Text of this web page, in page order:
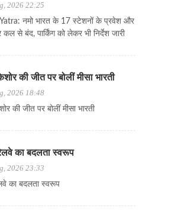
2026 22:25
नमो भारत के 17 स्टेशनों के प्रवेश और
कल से बंद, पार्किंग को लेकर भी निर्देश जारी
की जीत पर बोलीं मीसा भारती
2026 18:48
की जीत पर बोलीं मीसा भारती
का बदलता स्वरूप
2026 23:33
का बदलता स्वरूप